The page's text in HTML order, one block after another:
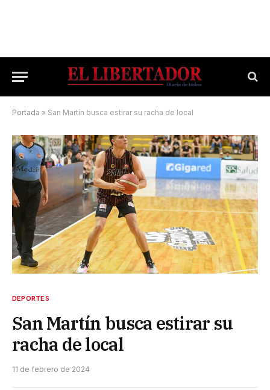
Portada » San Martín busca estirar su racha de local
DEPORTES
San Martín busca estirar su
racha de local
11 de febrero de 2024